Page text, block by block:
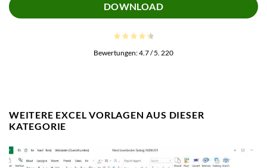
DOWNLOAD
Bewertungen:4.7/ 5. 220
WEITERE EXCEL VORLAGEN AUS DIESER
KATEGORIE